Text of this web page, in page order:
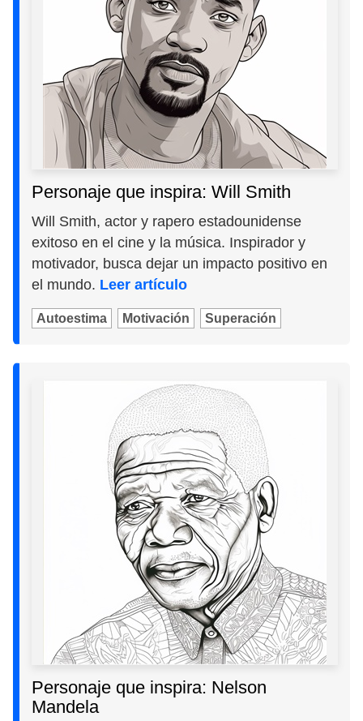
Personaje que inspira: Will Smith
Will Smith, actor y rapero estadounidense
exitoso en el cine y la música. Inspirador y
motivador, busca dejar un impacto positivo en
el mundo. Leer artículo
Autoestima Motivación Superación
Personaje que inspira: Nelson
Mandela